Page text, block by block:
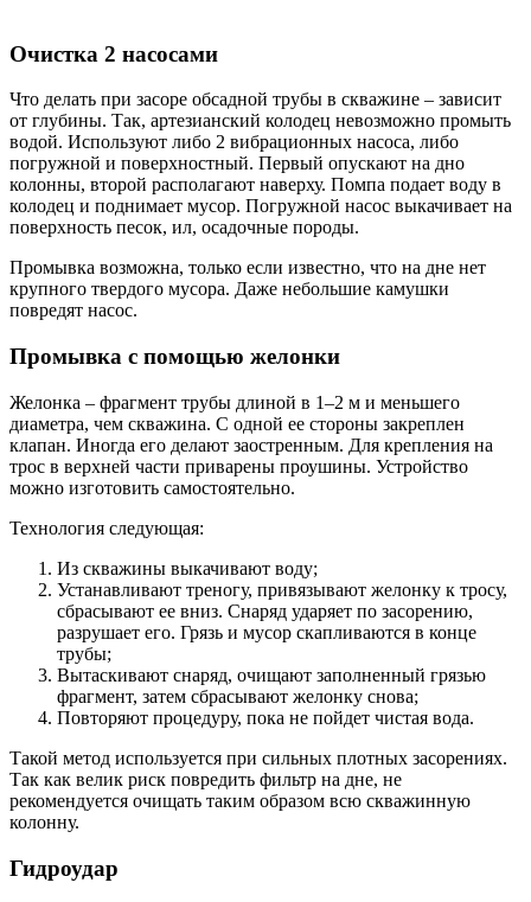
Очистка 2 насосами
Что делать при засоре обсадной трубы в скважине – зависит
от глубины. Так, артезианский колодец невозможно промыть
водой. Используют либо 2 вибрационных насоса, либо
погружной и поверхностный. Первый опускают на дно
колонны, второй располагают наверху. Помпа подает воду в
колодец и поднимает мусор. Погружной насос выкачивает на
поверхность песок, ил, осадочные породы.
Промывка возможна, только если известно, что на дне нет
крупного твердого мусора. Даже небольшие камушки
повредят насос.
Промывка с помощью желонки
Желонка – фрагмент трубы длиной в 1–2 м и меньшего
диаметра, чем скважина. С одной ее стороны закреплен
клапан. Иногда его делают заостренным. Для крепления на
трос в верхней части приварены проушины. Устройство
можно изготовить самостоятельно.
Технология следующая:
Из скважины выкачивают воду;
Устанавливают треногу, привязывают желонку к тросу,
сбрасывают ее вниз. Снаряд ударяет по засорению,
разрушает его. Грязь и мусор скапливаются в конце
трубы;
Вытаскивают снаряд, очищают заполненный грязью
фрагмент, затем сбрасывают желонку снова;
Повторяют процедуру, пока не пойдет чистая вода.
Такой метод используется при сильных плотных засорениях.
Так как велик риск повредить фильтр на дне, не
рекомендуется очищать таким образом всю скважинную
колонну.
Гидроудар